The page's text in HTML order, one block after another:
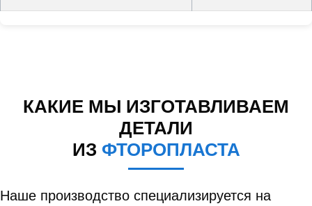
КАКИЕ МЫ ИЗГОТАВЛИВАЕМ
ДЕТАЛИ
ИЗ ФТОРОПЛАСТА
Наше производство специализируется на